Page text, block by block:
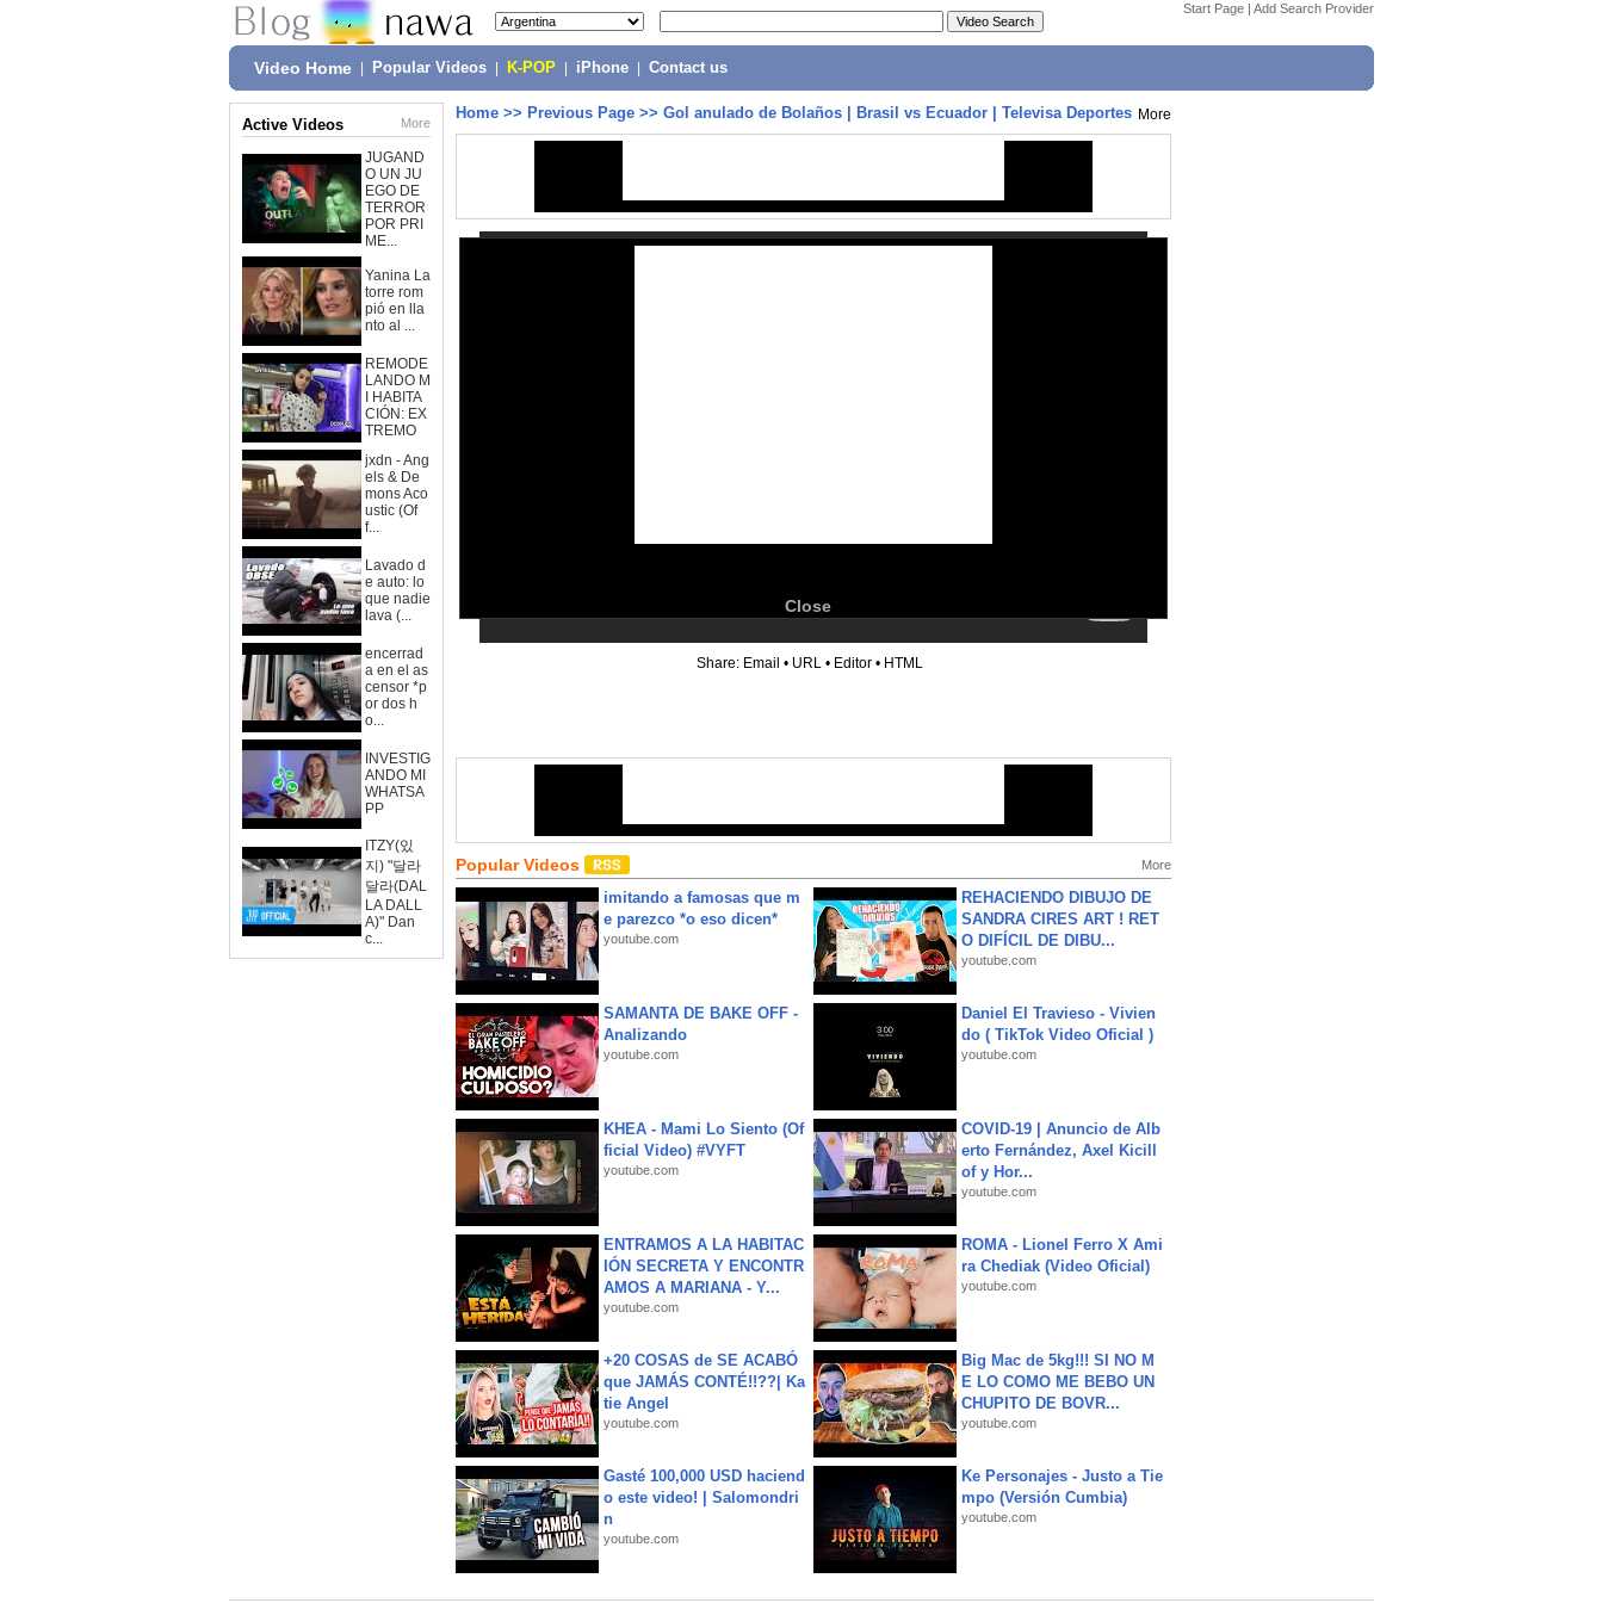
Start Page | Add Search Provider
Video Home Popular Videos K-POP iPhone Contact us
Active Videos More
JUGAND
O UN JU
EGO DE
TERROR
POR PRI
ME...
Yanina La
torre rom
pió en lla
nto al ...
REMODE
LANDO M
I HABITA
CIÓN: EX
TREMO
jxdn - Ang
els & De
mons Aco
ustic (Of
f...
Lavado d
e auto: lo
que nadie
lava (...
encerrad
a en el as
censor *p
or dos h
o...
INVESTIG
ANDO MI
WHATSA
PP
ITZY(있
지) "달라
달라(DAL
LA DALL
A)" Dan
c...
Home >> Previous Page >> Gol anulado de Bolaños | Brasil vs Ecuador | Televisa Deportes More
Close
Share: Email • URL • Editor • HTML
Popular Videos More
imitando a famosas que m
e parezco *o eso dicen*
youtube.com
REHACIENDO DIBUJO DE
SANDRA CIRES ART ! RET
O DIFÍCIL DE DIBU...
youtube.com
SAMANTA DE BAKE OFF -
Analizando
youtube.com
Daniel El Travieso - Vivien
do ( TikTok Video Oficial )
youtube.com
KHEA - Mami Lo Siento (Of
ficial Video) #VYFT
youtube.com
COVID-19 | Anuncio de Alb
erto Fernández, Axel Kicill
of y Hor...
youtube.com
ENTRAMOS A LA HABITAC
IÓN SECRETA Y ENCONTR
AMOS A MARIANA - Y...
youtube.com
ROMA - Lionel Ferro X Ami
ra Chediak (Video Oficial)
youtube.com
+20 COSAS de SE ACABÓ
que JAMÁS CONTÉ!!??| Ka
tie Angel
youtube.com
Big Mac de 5kg!!! SI NO M
E LO COMO ME BEBO UN
CHUPITO DE BOVR...
youtube.com
Gasté 100,000 USD haciend
o este video! | Salomondri
n
youtube.com
Ke Personajes - Justo a Tie
mpo (Versión Cumbia)
youtube.com